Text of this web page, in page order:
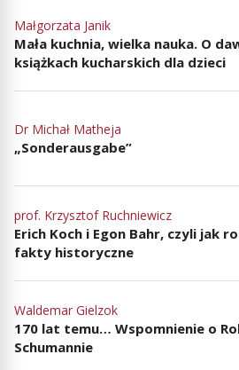
Małgorzata Janik
Mała kuchnia, wielka nauka. O
książkach kucharskich dla dzieci
Dr Michał Matheja
„Sonderausgabe”
prof. Krzysztof Ruchniewicz
Erich Koch i Egon Bahr, czyli jak
fakty historyczne
Waldemar Gielzok
170 lat temu… Wspomnienie o
Schumannie